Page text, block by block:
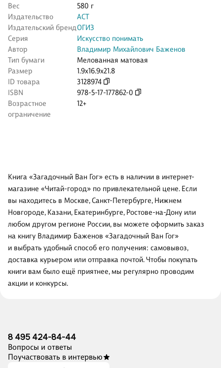
Вес
580 г
Издательство
АСТ
Издательский брендОГИЗ
Серия
Искусство понимать
Автор
Владимир Михайлович Баженов
Тип бумаги
Мелованная матовая
Размер
1.9x16.9x21.8
ID товара
3128974
ISBN
978-5-17-177862-0
Возрастное
ограничение
12+
Книга «Загадочный Ван Гог» есть в наличии в интернет-
магазине «Читай-город» по привлекательной цене. Если
вы находитесь в Москве, Санкт-Петербурге, Нижнем
Новгороде, Казани, Екатеринбурге, Ростове-на-Дону или
любом другом регионе России, вы можете оформить заказ
на книгу Владимир Баженов «Загадочный Ван Гог»
и выбрать удобный способ его получения: самовывоз,
доставка курьером или отправка почтой. Чтобы покупать
книги вам было ещё приятнее, мы регулярно проводим
акции и конкурсы.
8 495 424-84-44
Вопросы и ответы
Поучаствовать в интервью